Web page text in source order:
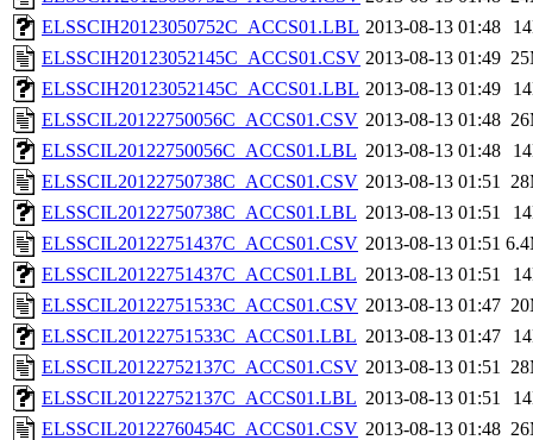
ELSSCIH20123050752C_ACCS01.LBL 2013-08-13 01:48
ELSSCIH20123052145C_ACCS01.CSV 2013-08-13 01:49
ELSSCIH20123052145C_ACCS01.LBL 2013-08-13 01:49
ELSSCIL20122750056C_ACCS01.CSV 2013-08-13 01:48
ELSSCIL20122750056C_ACCS01.LBL 2013-08-13 01:48
ELSSCIL20122750738C_ACCS01.CSV 2013-08-13 01:51
ELSSCIL20122750738C_ACCS01.LBL 2013-08-13 01:51
ELSSCIL20122751437C_ACCS01.CSV 2013-08-13 01:51
ELSSCIL20122751437C_ACCS01.LBL 2013-08-13 01:51
ELSSCIL20122751533C_ACCS01.CSV 2013-08-13 01:47
ELSSCIL20122751533C_ACCS01.LBL 2013-08-13 01:47
ELSSCIL20122752137C_ACCS01.CSV 2013-08-13 01:51
ELSSCIL20122752137C_ACCS01.LBL 2013-08-13 01:51
ELSSCIL20122760454C_ACCS01.CSV 2013-08-13 01:48